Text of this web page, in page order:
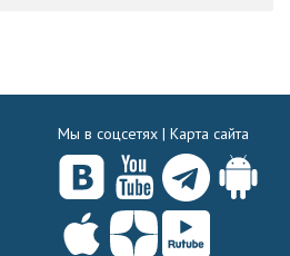
Мы в соцсетях | Карта сайта